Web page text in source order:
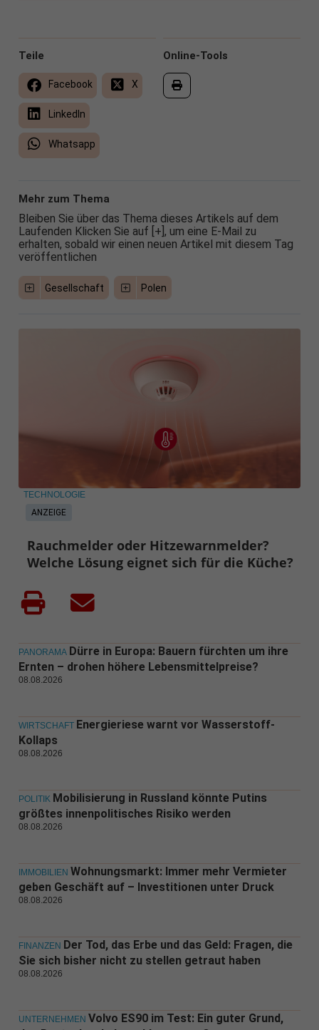
Online-Tools
Teile
Facebook X
LinkedIn
Whatsapp
Mehr zum Thema
Bleiben Sie über das Thema dieses Artikels auf dem
Laufenden Klicken Sie auf [+], um eine E-Mail zu
erhalten, sobald wir einen neuen Artikel mit diesem Tag
veröffentlichen
Gesellschaft Polen
ANZEIGE
TECHNOLOGIE
Rauchmelder oder Hitzewarnmelder?
Welche Lösung eignet sich für die Küche?
PANORAMA Dürre in Europa: Bauern fürchten um ihre
Ernten – drohen höhere Lebensmittelpreise?
08.08.2026
WIRTSCHAFT Energieriese warnt vor Wasserstoff-
Kollaps
08.08.2026
POLITIK Mobilisierung in Russland könnte Putins
größtes innenpolitisches Risiko werden
08.08.2026
IMMOBILIEN Wohnungsmarkt: Immer mehr Vermieter
geben Geschäft auf – Investitionen unter Druck
08.08.2026
FINANZEN Der Tod, das Erbe und das Geld: Fragen, die
Sie sich bisher nicht zu stellen getraut haben
08.08.2026
UNTERNEHMEN Volvo ES90 im Test: Ein guter Grund,